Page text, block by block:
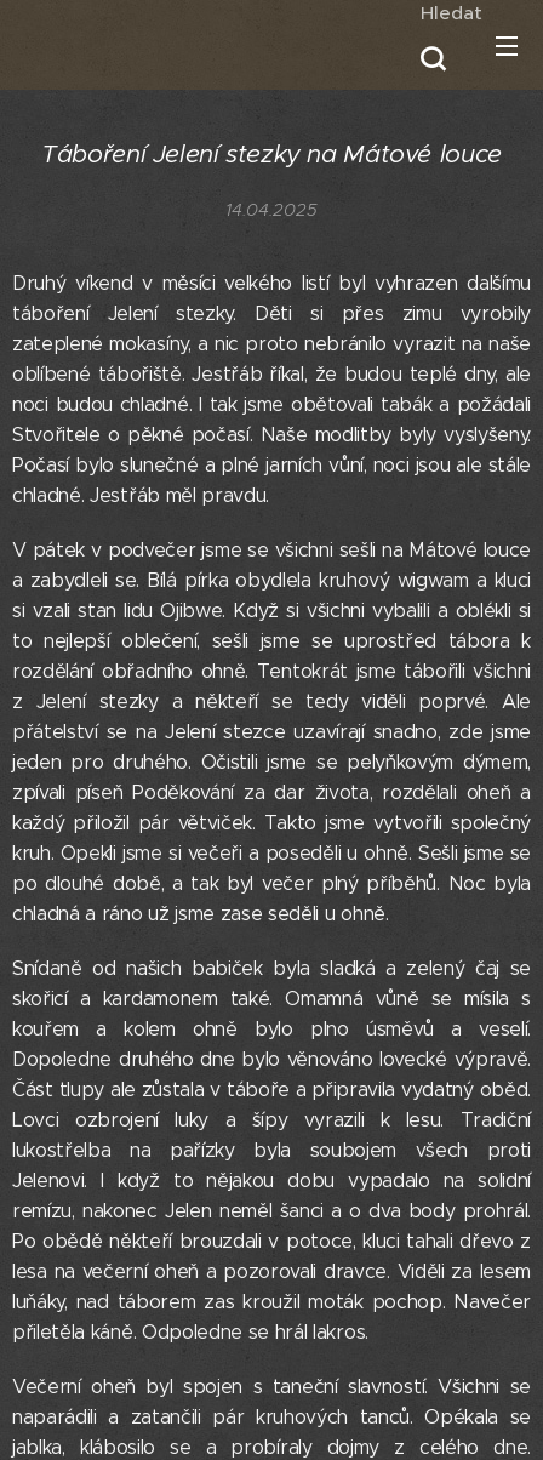
Hledat
Táboření Jelení stezky na Mátové louce
14.04.2025
Druhý víkend v měsíci velkého listí byl vyhrazen dalšímu
táboření Jelení stezky. Děti si přes zimu vyrobily
zateplené mokasíny, a nic proto nebránilo vyrazit na naše
oblíbené tábořiště. Jestřáb říkal, že budou teplé dny, ale
noci budou chladné. I tak jsme obětovali tabák a požádali
Stvořitele o pěkné počasí. Naše modlitby byly vyslyšeny.
Počasí bylo slunečné a plné jarních vůní, noci jsou ale stále
chladné. Jestřáb měl pravdu.
V pátek v podvečer jsme se všichni sešli na Mátové louce
a zabydleli se. Bílá pírka obydlela kruhový wigwam a kluci
si vzali stan lidu Ojibwe. Když si všichni vybalili a oblékli si
to nejlepší oblečení, sešli jsme se uprostřed tábora k
rozdělání obřadního ohně. Tentokrát jsme tábořili všichni
z Jelení stezky a někteří se tedy viděli poprvé. Ale
přátelství se na Jelení stezce uzavírají snadno, zde jsme
jeden pro druhého. Očistili jsme se pelyňkovým dýmem,
zpívali píseň Poděkování za dar života, rozdělali oheň a
každý přiložil pár větviček. Takto jsme vytvořili společný
kruh. Opekli jsme si večeři a poseděli u ohně. Sešli jsme se
po dlouhé době, a tak byl večer plný příběhů. Noc byla
chladná a ráno už jsme zase seděli u ohně.
Snídaně od našich babiček byla sladká a zelený čaj se
skořicí a kardamonem také. Omamná vůně se mísila s
kouřem a kolem ohně bylo plno úsměvů a veselí.
Dopoledne druhého dne bylo věnováno lovecké výpravě.
Část tlupy ale zůstala v táboře a připravila vydatný oběd.
Lovci ozbrojení luky a šípy vyrazili k lesu. Tradiční
lukostřelba na pařízky byla soubojem všech proti
Jelenovi. I když to nějakou dobu vypadalo na solidní
remízu, nakonec Jelen neměl šanci a o dva body prohrál.
Po obědě někteří brouzdali v potoce, kluci tahali dřevo z
lesa na večerní oheň a pozorovali dravce. Viděli za lesem
luňáky, nad táborem zas kroužil moták pochop. Navečer
přiletěla káně. Odpoledne se hrál lakros.
Večerní oheň byl spojen s taneční slavností. Všichni se
naparádili a zatančili pár kruhových tanců. Opékala se
jablka, klábosilo se a probíraly dojmy z celého dne.